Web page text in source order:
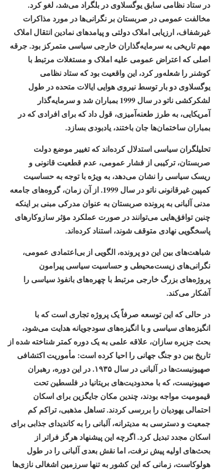
در ستاد نظامی سابق یوگسلاوی در بلگراد می‌شد، لغو کرد.
مخالفت عمومی در صربستان بر نگرانی‌ها در مورد مذاکرات
غیرشفاف، ارزیابی املاک دولتی و پیامدهای نمادین انتقال املاک
مهم تاریخی به سرمایه‌گذاران خارجی سیاسی متمرکز بود. جرقه
اصلی که اعتراض عمومی علیه املاک و مستغلات مرتبط با
کوشنر را شعله‌ور کرد، این واقعیت بود که ستاد نظامی
یوگسلاوی دو بار توسط نیروی هوایی ایالات متحده در طول
لشکرکشی ناتو در سال 1999 بمباران شد و سرمایه‌گذار
آمریکایی، به طرز طعنه‌آمیزی، قول داد که برای افرادی که در
بمباران ساختمان‌ها جان باختند، یادبودی بسازد.
تحلیلگران سیاسی استدلال کرده‌اند که تغییر موضع دولت
صربستان، ترکیبی از فشار عمومی، عدم قطعیت قانونی و
ریسک سیاسی را نشان می‌دهد، به ویژه با توجه به حساسیت
کمپین غیرقانونی ناتو در سال 1999. از آن زمان، گروه‌های جامعه
مدنی آلبانی به پرونده صربستان به عنوان مدرکی مبنی بر اینکه
چنین توافق‌هایی می‌توانند در صورت عملکرد مؤثر سازوکارهای
پاسخگویی نهادی متوقف شوند، استناد کرده‌اند.
شباهت‌های بین این دو پرونده، الگویی از بی‌اعتمادی عمومی،
نگرانی‌های زیست‌محیطی و حساسیت سیاسی پیرامون
پروژه‌های بزرگ خارجی مرتبط با چهره‌های بانفوذ سیاسی را
آشکار می‌کند.
در حالی که این توسعه صرفاً یک پروژه تجاری است که با
انگیزه‌های سیاسی و با انگیزه‌های سودجویانه هدایت می‌شود،
بحث جزیره سازان، علاقه علمی به یک دوره کمتر شناخته شده از
تاریخ بین دو جنگ جهانی را احیا کرده است: مأموریت اکتشافی
صهیونیست‌ها در آلبانی در سال ۱۹۳۵. در این دوره، رهبران
صهیونیست، که با محدودیت‌های بریتانیا در فلسطین تحت
قیمومیت مواجه بودند، چندین مکان جایگزین برای اسکان
احتمالی یهودیان را بررسی کردند. تساهل مذهبی، تراکم کم
جمعیت و دسترسی به مدیترانه، آلبانی را به کاندیدای جذابی برای
اسکان مجدد تبدیل کرد. اگرچه این پیشنهاد هرگز فراتر از
بحث‌های اولیه پیش نرفت، اما نقش بعدی آلبانی را در طول
هولوکاست، زمانی که این کشور به تنها سرزمین اشغالی نازی‌ها